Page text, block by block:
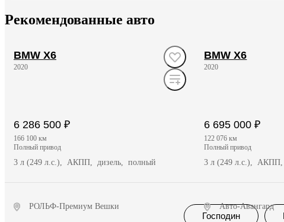
Рекомендованные авто
BMW X6
2020
6 286 500 ₽
166 100 км
полный привод
3 л (249 л.с.), АКПП, дизель, полный
РОЛЬФ-Премиум Вешки
BMW X6
2020
6 695 000 ₽
122 076 км
полный привод
3 л (249 л.с.),
Авто-Авангард
Господин